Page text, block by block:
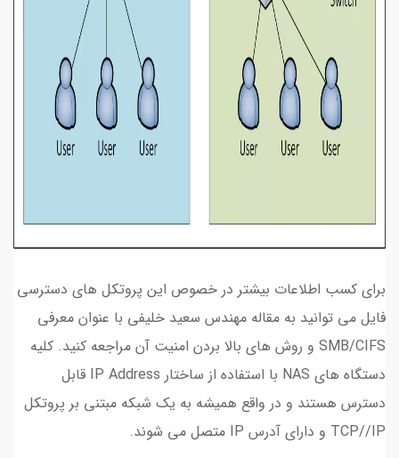
برای کسب اطلاعات بیشتر در خصوص این پروتکل های دسترسی
فایل می توانید به مقاله مهندس سعید خلیفی با عنوان معرفی
SMB/CIFS و روش های بالا بردن امنیت آن مراجعه کنید. کلیه
دستگاه های NAS با استفاده از ساختار IP Address قابل
دسترس هستند و در واقع همیشه به یک شبکه مبتنی بر پروتکل
TCP//IP و دارای آدرس IP متصل می شوند.